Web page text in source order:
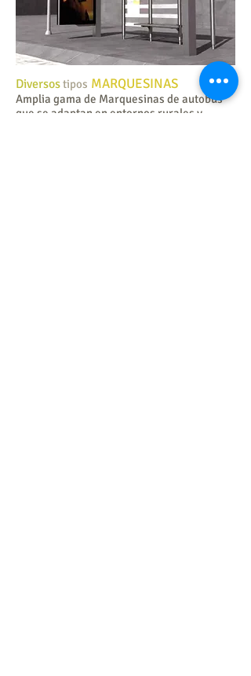
Diversostipos MARQUESINAS
Amplia gama de Marquesinas de autobús
que se adaptan en entornos rurales y